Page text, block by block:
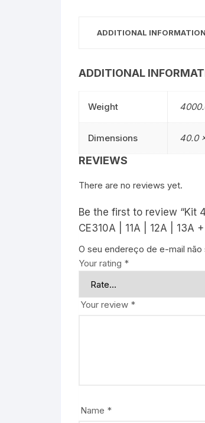
ADDITIONAL INFORMATION
ADDITIONAL
Weight
Dimensions 40.0
REVIEWS
There are no reviews yet.
Be the first to review “Kit
CE310A | 11A | 12A | 13A
O seu endereço de e-mail não
Your rating *
Your review *
Name *